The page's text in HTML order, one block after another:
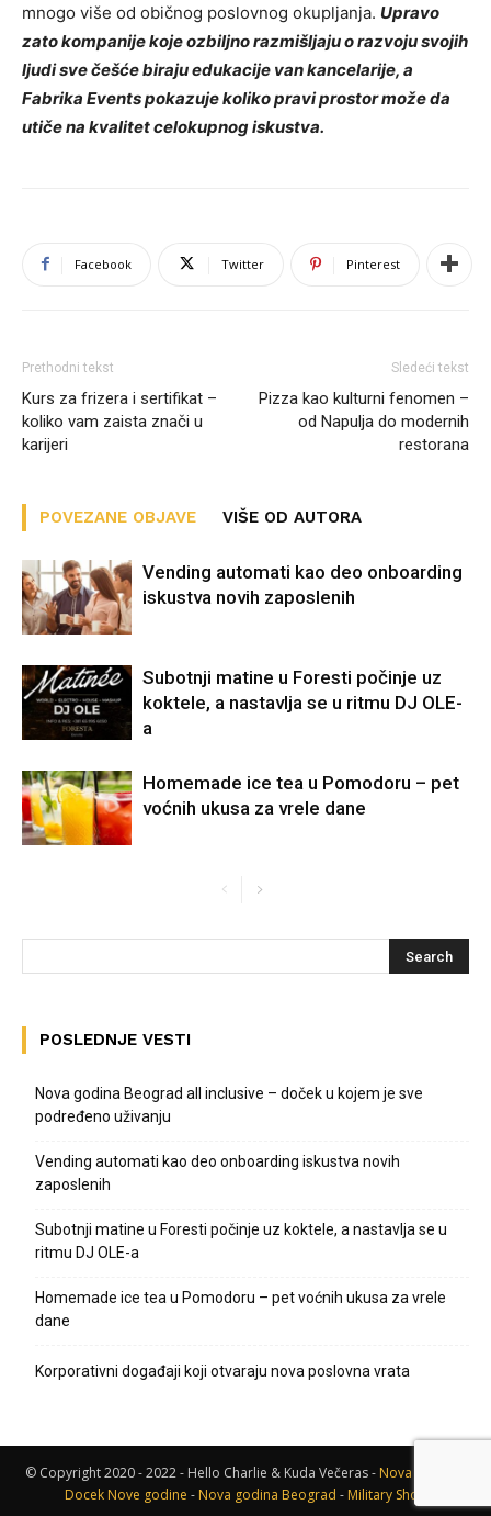
mnogo više od običnog poslovnog okupljanja. Upravo
zato kompanije koje ozbiljno razmišljaju o razvoju svojih
ljudi sve češće biraju edukacije van kancelarije, a
Fabrika Events pokazuje koliko pravi prostor može da
utiče na kvalitet celokupnog iskustva.
Facebook Twitter Pinterest
Prethodni tekst
Kurs za frizera i sertifikat –
koliko vam zaista znači u
karijeri
Sledeći tekst
Pizza kao kulturni fenomen –
od Napulja do modernih
restorana
POVEZANE OBJAVE VIŠE OD AUTORA
Vending automati kao deo onboarding
iskustva novih zaposlenih
Subotnji matine u Foresti počinje uz
koktele, a nastavlja se u ritmu DJ OLE-
a
Homemade ice tea u Pomodoru – pet
voćnih ukusa za vrele dane
POSLEDNJE VESTI
Nova godina Beograd all inclusive – doček u kojem je sve
podređeno uživanju
Vending automati kao deo onboarding iskustva novih
zaposlenih
Subotnji matine u Foresti počinje uz koktele, a nastavlja se u
ritmu DJ OLE-a
Homemade ice tea u Pomodoru – pet voćnih ukusa za vrele
dane
Korporativni događaji koji otvaraju nova poslovna vrata
© Copyright 2020 - 2022 - Hello Charlie & Kuda Večeras - Nova godina
Docek Nove godine - Nova godina Beograd - Military Shop